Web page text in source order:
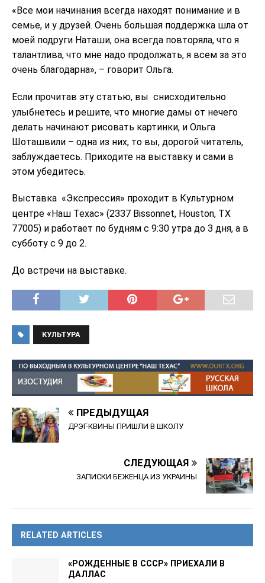
«Все мои начинания всегда находят понимание и в
семье, и у друзей. Очень большая поддержка шла от
моей подруги Наташи, она всегда повторяла, что я
талантлива, что мне надо продолжать, я всем за это
очень благодарна», – говорит Ольга.
Если прочитав эту статью, вы снисходительно
улыбнетесь и решите, что многие дамы от нечего
делать начинают рисовать картинки, и Ольга
Шоташвили – одна из них, то вы, дорогой читатель,
заблуждаетесь. Приходите на выставку и сами в
этом убедитесь.
Выставка «Экспрессия» проходит в Культурном
центре «Наш Техас» (2337 Bissonnet, Houston, TX
77005) и работает по будням с 9:30 утра до 3 дня, а в
субботу с 9 до 2.
До встречи на выставке.
КУЛЬТУРА
ПРЕДЫДУЩАЯ
ДРЭГ-КВИНЫ ПРИШЛИ В ШКОЛУ
СЛЕДУЮЩАЯ
ЗАПИСКИ БЕЖЕНЦА ИЗ УКРАИНЫ
RELATED ARTICLES
«РОЖДЕННЫЕ В СССР» ПРИЕХАЛИ В
ДАЛЛАС